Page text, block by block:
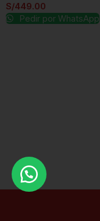
S/449.00
Pedir por WhatsApp